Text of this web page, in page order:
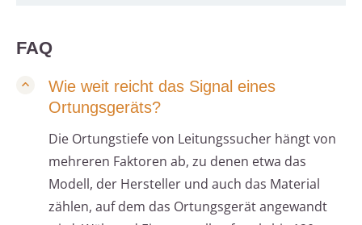
FAQ
Wie weit reicht das Signal eines
Ortungsgeräts?
Die Ortungstiefe von Leitungssucher hängt von
mehreren Faktoren ab, zu denen etwa das
Modell, der Hersteller und auch das Material
zählen, auf dem das Ortungsgerät angewandt